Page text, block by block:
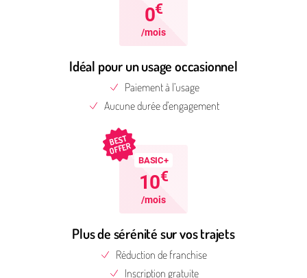
0€
/mois
Idéal pour un usage occasionnel
Paiement à l’usage
Aucune durée d’engagement
BEST
OFFER
BASIC+
10€
/mois
Plus de sérénité sur vos trajets
Réduction de franchise
Inscription gratuite